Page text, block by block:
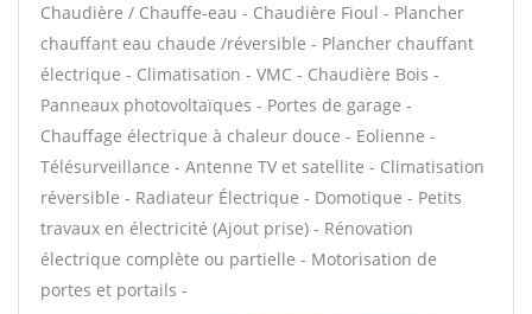
Chaudière / Chauffe-eau - Chaudière Fioul - Plancher
chauffant eau chaude /réversible - Plancher chauffant
électrique - Climatisation - VMC - Chaudière Bois -
Panneaux photovoltaïques - Portes de garage -
Chauffage électrique à chaleur douce - Eolienne -
Télésurveillance - Antenne TV et satellite - Climatisation
réversible - Radiateur Électrique - Domotique - Petits
travaux en électricité (Ajout prise) - Rénovation
électrique complète ou partielle - Motorisation de
portes et portails -